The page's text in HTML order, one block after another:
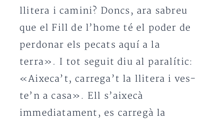
llitera i camini? Doncs, ara sabreu
que el Fill de l’home té el poder de
perdonar els pecats aquí a la
terra». I tot seguit diu al paralític:
«Aixeca’t, carrega’t la llitera i ves-
te’n a casa». Ell s’aixecà
immediatament, es carregà la